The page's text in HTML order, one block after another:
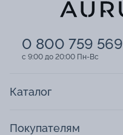
0 800 759 569
c 9:00 до 20:00 Пн-Вс
Каталог
Покупателям